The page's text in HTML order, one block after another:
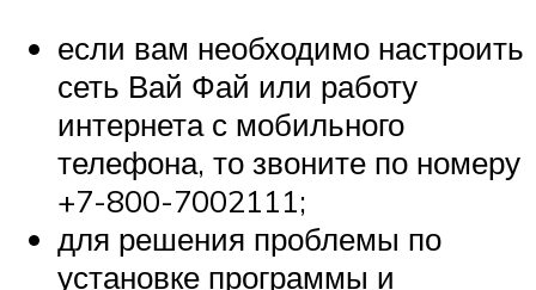
если вам необходимо настроить
сеть Вай Фай или работу
интернета с мобильного
телефона, то звоните по номеру
+7-800-7002111;
для решения проблемы по
установке программы и